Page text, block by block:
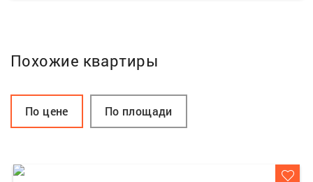
Похожие квартиры
По цене По площади